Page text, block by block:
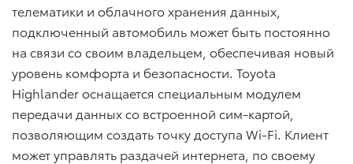
телематики и облачного хранения данных,
подключенный автомобиль может быть постоянно
на связи со своим владельцем, обеспечивая новый
уровень комфорта и безопасности. Toyota
Highlander оснащается специальным модулем
передачи данных со встроенной сим-картой,
позволяющим создать точку доступа Wi-Fi. Клиент
может управлять раздачей интернета, по своему